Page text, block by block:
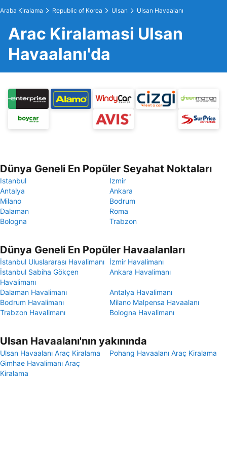
Araba Kiralama Republic of Korea Ulsan Ulsan Havaalanı
Arac Kiralamasi Ulsan
Havaalanı'da
Dünya Geneli En Popüler Seyahat Noktaları
Istanbul
Izmir
Antalya
Ankara
Milano
Bodrum
Dalaman
Roma
Bologna
Trabzon
Dünya Geneli En Popüler Havaalanları
İstanbul Uluslararası Havalimanı
İzmir Havalimanı
İstanbul Sabiha Gökçen
Havalimanı
Ankara Havalimanı
Dalaman Havalimanı
Antalya Havalimanı
Bodrum Havalimanı
Milano Malpensa Havaalanı
Trabzon Havalimanı
Bologna Havalimanı
Ulsan Havaalanı'nın yakınında
Ulsan Havaalanı Araç Kiralama
Pohang Havaalanı Araç Kiralama
Gimhae Havalimanı Araç
Kiralama